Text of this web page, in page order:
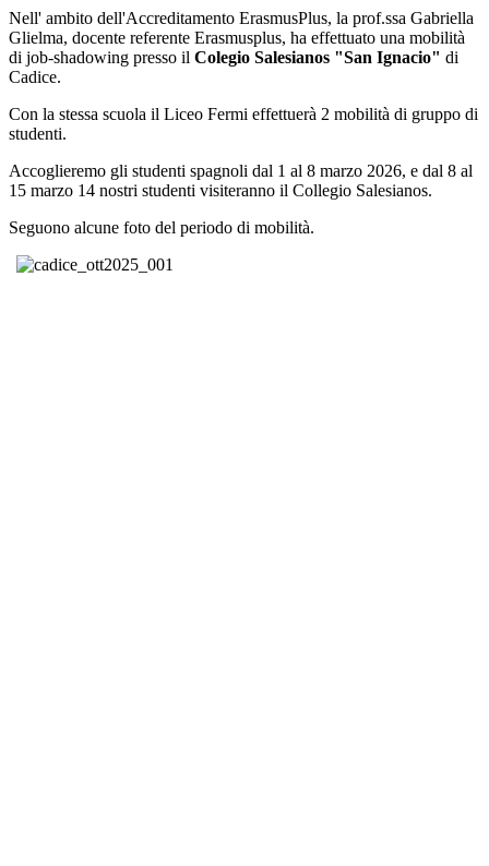
Nell' ambito dell'Accreditamento ErasmusPlus, la prof.ssa Gabriella
Glielma, docente referente Erasmusplus, ha effettuato una mobilità
di job-shadowing presso il Colegio Salesianos "San Ignacio" di
Cadice.
Con la stessa scuola il Liceo Fermi effettuerà 2 mobilità di gruppo di
studenti.
Accoglieremo gli studenti spagnoli dal 1 al 8 marzo 2026, e dal 8 al
15 marzo 14 nostri studenti visiteranno il Collegio Salesianos.
Seguono alcune foto del periodo di mobilità.